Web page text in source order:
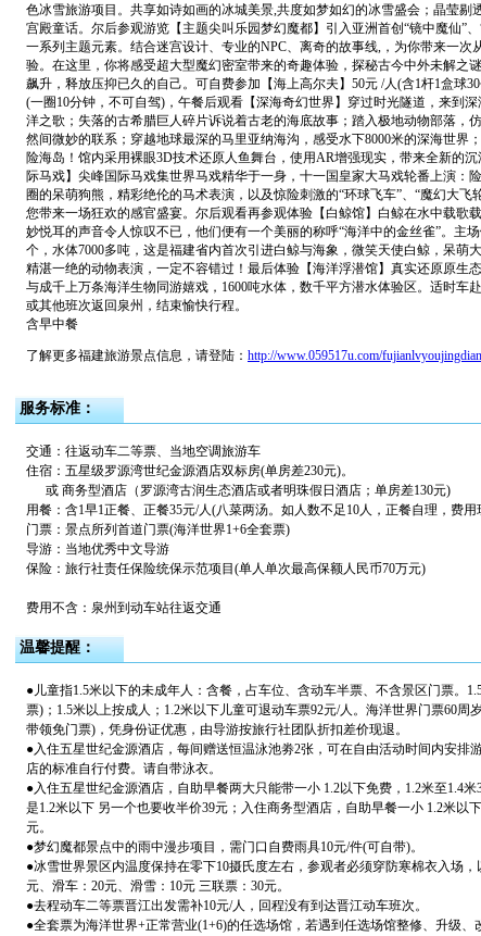
色冰雪旅游项目。共享如诗如画的冰城美景,共度如梦如幻的冰雪盛会；晶莹剔
宫殿童话。尔后参观游览【主题尖叫乐园梦幻魔都】引入亚洲首创“镜中魔仙”
一系列主题元素。结合迷宫设计、专业的NPC、离奇的故事线,，为你带来一次
验。在这里，你将感受超大型魔幻密室带来的奇趣体验，探秘古今中外未解之
飙升，释放压抑已久的自己。可自费参加【海上高尔夫】50元 /人(含1杆1盒球
(一圈10分钟，不可自驾)，午餐后观看【深海奇幻世界】穿过时光隧道，来到
洋之歌；失落的古希腊巨人碎片诉说着古老的海底故事；踏入极地动物部落，
然间微妙的联系；穿越地球最深的马里亚纳海沟，感受水下8000米的深海世界
险海岛！馆内采用裸眼3D技术还原人鱼舞台，使用AR增强现实，带来全新的
际马戏】尖峰国际马戏集世界马戏精华于一身，十一国皇家大马戏轮番上演：
圈的呆萌狗熊，精彩绝伦的马术表演，以及惊险刺激的“环球飞车”、“魔幻大
您带来一场狂欢的感官盛宴。尔后观看再参观体验【白鲸馆】白鲸在水中载歌
妙悦耳的声音令人惊叹不已，他们便有一个美丽的称呼“海洋中的金丝雀”。主
个，水体7000多吨，这是福建省内首次引进白鲸与海象，微笑天使白鲸，呆萌
精湛一绝的动物表演，一定不容错过！最后体验【海洋浮潜馆】真实还原原生
与成千上万条海洋生物同游嬉戏，1600吨水体，数千平方潜水体验区。适时车
或其他班次返回泉州，结束愉快行程。
含早中餐
了解更多福建旅游景点信息，请登陆： http://www.059517u.com/
服务标准：
交通：往返动车二等票、当地空调旅游车
住宿：五星级罗源湾世纪金源酒店双标房(单房差230元)。
或 商务型酒店（罗源湾古润生态酒店或者明珠假日酒店；单房差130元)
用餐：含1早1正餐、正餐35元/人(八菜两汤。如人数不足10人，正餐自理，费用
门票：景点所列首道门票(海洋世界1+6全套票)
导游：当地优秀中文导游
保险：旅行社责任保险统保示范项目(单人单次最高保额人民币70万元)
费用不含：泉州到动车站往返交通
温馨提醒：
●儿童指1.5米以下的未成年人：含餐，占车位、含动车半票、不含景区门票。
票)；1.5米以上按成人；1.2米以下儿童可退动车票92元/人。海洋世界门票60周
带领免门票)，凭身份证优惠，由导游按旅行社团队折扣差价现退。
●入住五星世纪金源酒店，每间赠送恒温泳池劵2张，可在自由活动时间内安排
店的标准自行付费。请自带泳衣。
●入住五星世纪金源酒店，自助早餐两大只能带一小 1.2以下免费，1.2米至1.4
是1.2米以下 另一个也要收半价39元；入住商务型酒店，自助早餐一小 1.2米以
元。
●梦幻魔都景点中的雨中漫步项目，需门口自费雨具10元/件(可自带)。
●冰雪世界景区内温度保持在零下10摄氏度左右，参观者必须穿防寒棉衣入场
元、滑车：20元、滑雪：10元 三联票：30元。
●去程动车二等票晋江出发需补10元/人，回程没有到达晋江动车班次。
●全套票为海洋世界+正常营业(1+6)的任选场馆，若遇到任选场馆整修、升级